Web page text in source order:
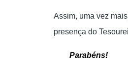
Assim, uma vez
presença do
Parabéns!